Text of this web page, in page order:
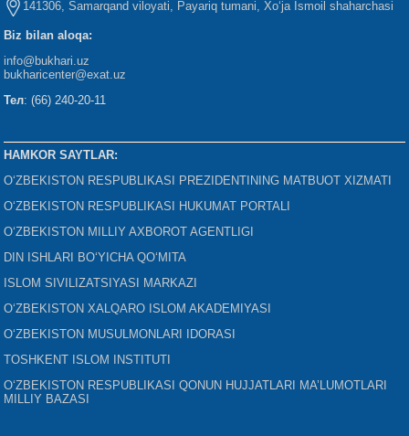
141306, Samarqand viloyati, Payariq tumani, Xo‘ja Ismoil shaharchasi
Biz bilan aloqa:
info@bukhari.uz
bukharicenter@exat.uz
Тел: (66) 240-20-11
HAMKOR SAYTLAR:
O‘ZBEKISTON RESPUBLIKASI PREZIDENTINING MATBUOT XIZMATI
O‘ZBEKISTON RESPUBLIKASI HUKUMAT PORTALI
O‘ZBEKISTON MILLIY AXBOROT AGENTLIGI
DIN ISHLARI BO‘YICHA QO‘MITA
ISLOM SIVILIZATSIYASI MARKAZI
O‘ZBEKISTON XALQARO ISLOM AKADEMIYASI
O‘ZBEKISTON MUSULMONLARI IDORASI
TOSHKENT ISLOM INSTITUTI
O‘ZBEKISTON RESPUBLIKASI QONUN HUJJATLARI MA’LUMOTLARI
MILLIY BAZASI